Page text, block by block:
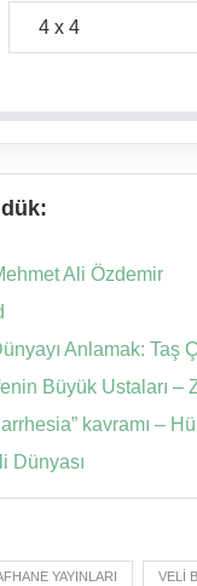
Ali Özdemir
Anlamak: Taş
Büyük Ustaları –
kavramı –
Dünyası
YAYINLARI VELI